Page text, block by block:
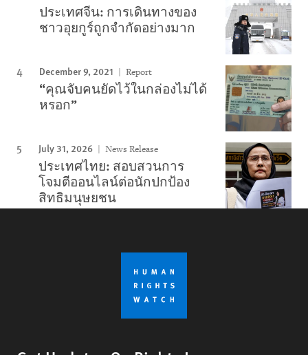
ประเทศจีน: การเดินทางของ
ชาวอุยกูร์ถูกจำกัดอย่างมาก
December 9, 2021 Report
“คุณจับคนยัดไว้ในกล่องไม่ได้
หรอก”
July 31, 2026 News Release
ประเทศไทย: สอบสวนการ
โจมตีออนไลน์ต่อนักปกป้อง
สิทธิมนุษยชน